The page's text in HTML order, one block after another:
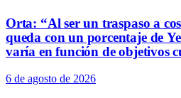
Orta: “Al ser un traspaso a
queda con un porcentaje de
varía en función de objetivos
6 de agosto de 2026